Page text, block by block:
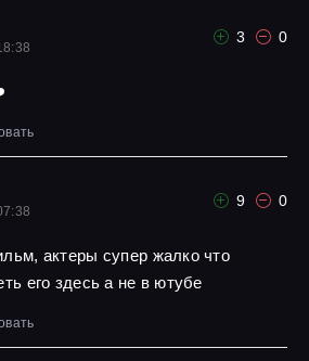
3 0
9 0
актеры супер жалко что
его здесь а не в ютубе